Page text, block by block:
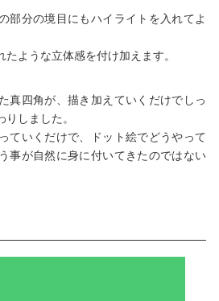
部分の境目にもハイライトを入れてよ
ような立体感を付け加えます。
真四角が、描き加えていくだけでしっ
しました。
ていくだけで、ドット絵でどうやって
事が自然に身に付いてきたのではない